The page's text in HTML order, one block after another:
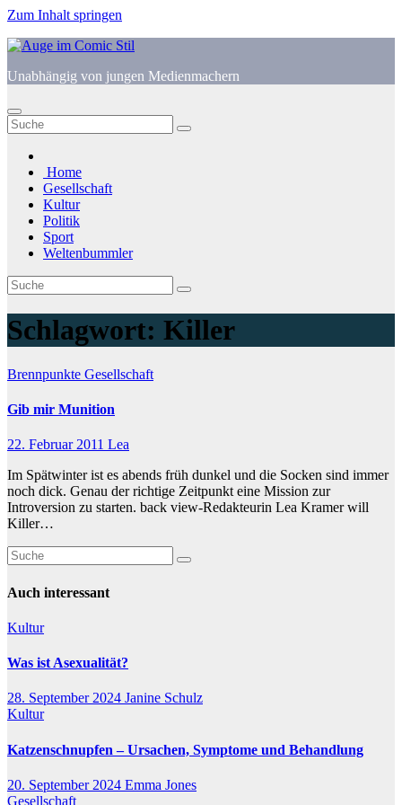
Zum Inhalt springen
Unabhängig von jungen Medienmachern
Home
Gesellschaft
Kultur
Politik
Sport
Weltenbummler
Schlagwort: Killer
Brennpunkte Gesellschaft
Gib mir Munition
22. Februar 2011 Lea
Im Spätwinter ist es abends früh dunkel und die Socken sind immer
noch dick. Genau der richtige Zeitpunkt eine Mission zur
Introversion zu starten. back view-Redakteurin Lea Kramer will
Killer…
Auch interessant
Kultur
Was ist Asexualität?
28. September 2024 Janine Schulz
Kultur
Katzenschnupfen – Ursachen, Symptome und Behandlung
20. September 2024 Emma Jones
Gesellschaft